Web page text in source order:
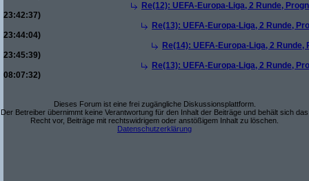
Re(12): UEFA-Europa-Liga, 2 Runde,
23:42:37)
Re(13): UEFA-Europa-Liga, 2 Runde,
23:44:04)
Re(14): UEFA-Europa-Liga, 2
23:45:39)
Re(13): UEFA-Europa-Liga, 2 Runde,
08:07:32)
Dieses Forum ist eine frei zugängliche Diskussionsplattform.
Der Betreiber übernimmt keine Verantwortung für den Inhalt der Beiträge und behält sich das
Recht vor, Beiträge mit rechtswidrigem oder anstößigem Inhalt zu löschen.
Datenschutzerklärung